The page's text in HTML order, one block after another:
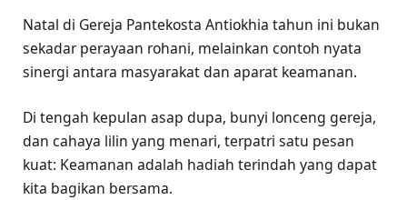
Natal di Gereja Pantekosta Antiokhia tahun ini bukan
sekadar perayaan rohani, melainkan contoh nyata
sinergi antara masyarakat dan aparat keamanan.
Di tengah kepulan asap dupa, bunyi lonceng gereja,
dan cahaya lilin yang menari, terpatri satu pesan
kuat: Keamanan adalah hadiah terindah yang dapat
kita bagikan bersama.